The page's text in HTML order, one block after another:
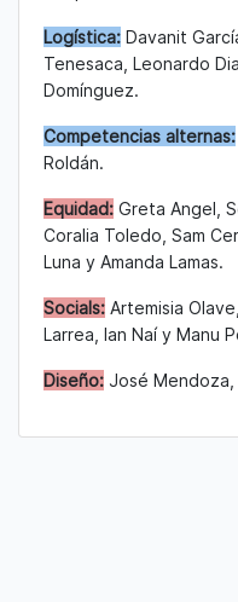
Logística: Davanit
Tenesaca, Leonardo
Domínguez.
Competencias alternas:
Roldán.
Equidad: Greta Angel,
Coralia Toledo, Sam
Luna y Amanda Lamas.
Socials: Artemisia
Larrea, Ian Naí y Manu
Diseño: José Mendoza,